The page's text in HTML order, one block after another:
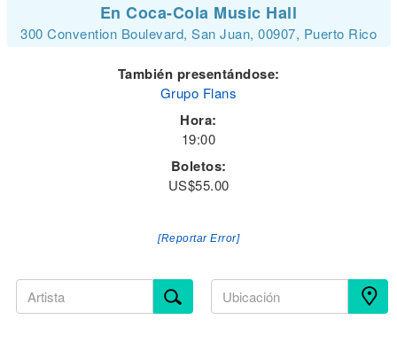
En Coca-Cola Music Hall
300 Convention Boulevard, San Juan, 00907, Puerto Rico
También presentándose:
Grupo Flans
Hora:
19:00
Boletos:
US$55.00
[Reportar Error]